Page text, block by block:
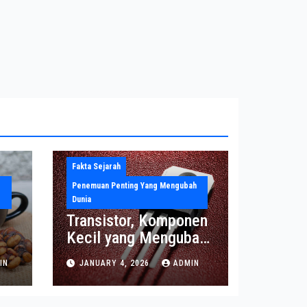
Fakta Sejarah
Penemuan Penting Yang Mengubah
Dunia
Transistor, Komponen
Kecil yang Mengubah
Dunia Elektronika
Modern
JANUARY 4, 2026 ADMIN